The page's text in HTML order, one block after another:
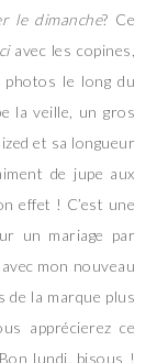
le dimanche? Ce
avec les copines,
le long du
la veille, un gros
et sa longueur
de jupe aux
effet ! C’est une
un mariage par
mon nouveau
de la marque plus
apprécierez ce
lundi, bisous !